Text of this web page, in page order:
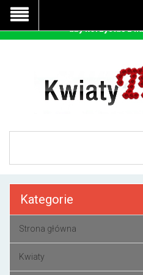
Kategorie
Strona główna
Kwiaty
Nasza strona korzysta z
prawidłowego działania.
aby korzystać z